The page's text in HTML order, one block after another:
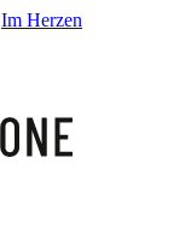
Im Herzen